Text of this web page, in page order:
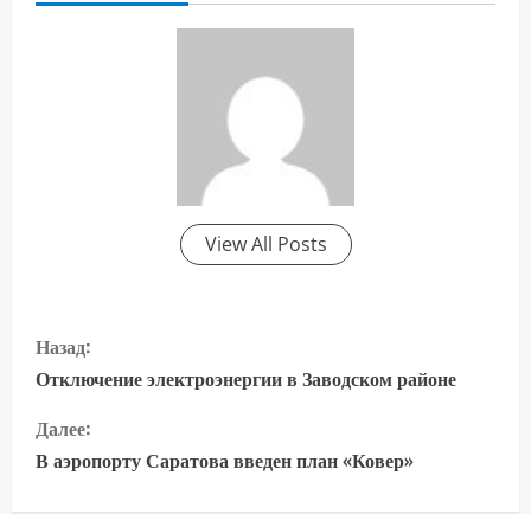
View All Posts
П
р
о
д
Назад:
Отключение электроэнергии в Заводском районе
Далее:
В аэропорту Саратова введен план «Ковер»